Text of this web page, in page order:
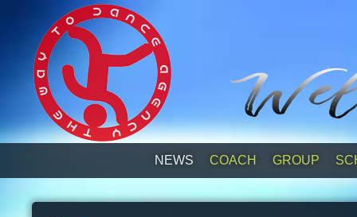
NEWS СOACH GROUP